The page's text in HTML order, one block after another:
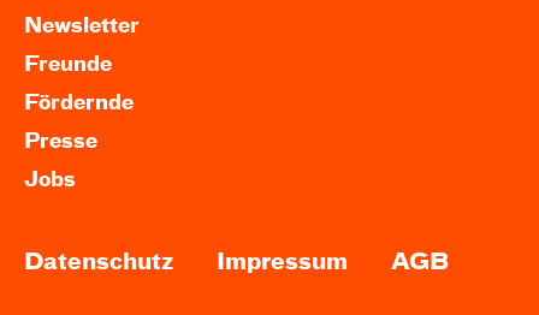
Newsletter
Freunde
Fördernde
Presse
Jobs
Datenschutz Impressum AGB